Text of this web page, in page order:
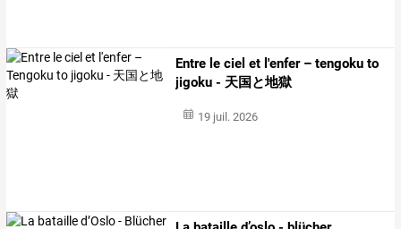
Entre le ciel et l'enfer – tengoku to
jigoku - 天国と地獄
19 juil. 2026